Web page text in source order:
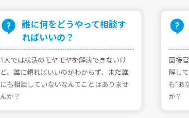
誰に何をどうやって相談す
ればいいの？
1⼈では就活のモヤモヤを解決できないけ
ど、誰に頼ればいいのかわからず、まだ誰
にも相談していないなんてことはありませ
んか？
⾯接
解し
も”あ
か？